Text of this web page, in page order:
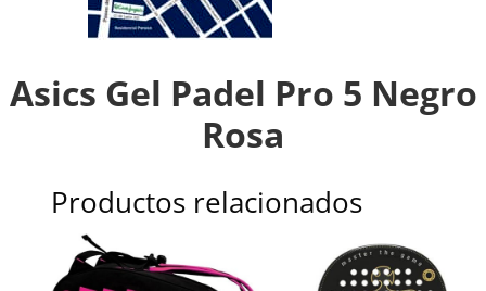
Asics Gel Padel Pro 5 Negro
Rosa
Productos relacionados